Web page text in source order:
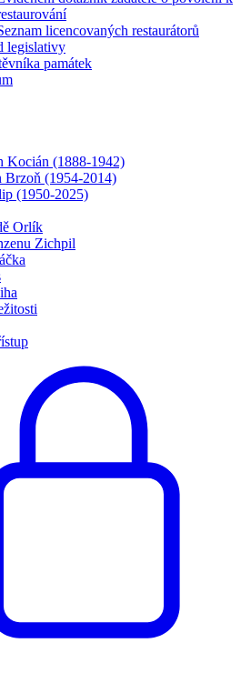
licencovaných restaurátorů
legislativy
památek
Kocián (1888-1942)
Brzoň (1954-2014)
(1950-2025)
Orlík
Zichpil